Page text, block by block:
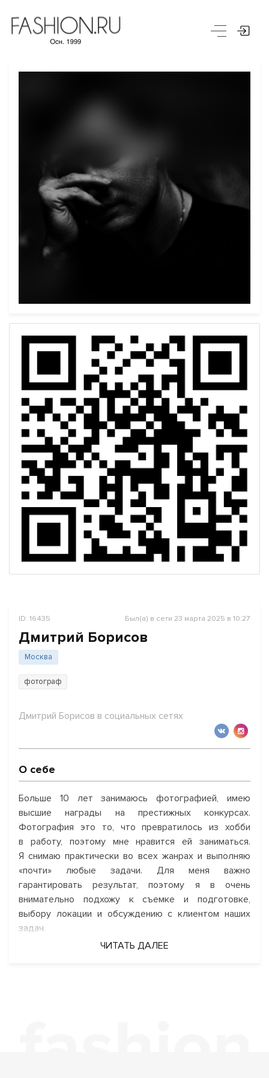
ID: 16435 Был(а) в сети 23 марта 2025 в 10:27
Дмитрий Борисов
Москва
фотограф
Дмитрий Борисов в социальных сетях
О себе
Больше 10 лет занимаюсь фотографией, имею
высшие награды на престижных конкурсах.
Фотография это то, что превратилось из хобби
в работу, поэтому мне нравится ей заниматься.
Я снимаю практически во всех жанрах и выполняю
«почти» любые задачи. Для меня важно
гарантировать результат, поэтому я в очень
внимательно подхожу к съемке и подготовке,
выбору локации и обсуждению с клиентом наших
задач.
Основное направление это Арт фотография,
ЧИТАТЬ ДАЛЕЕ